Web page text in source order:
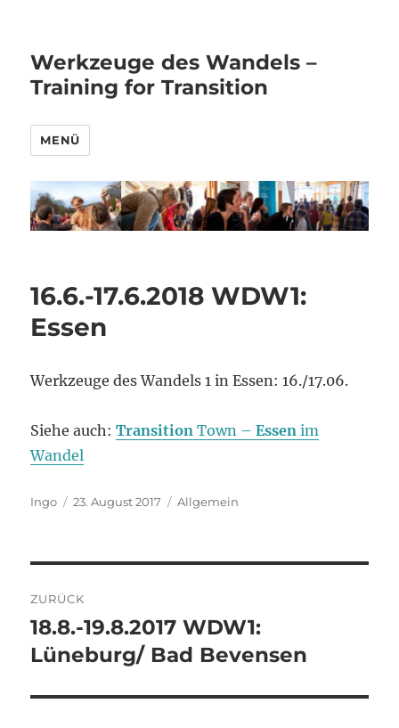
Werkzeuge des Wandels –
Training for Transition
MENÜ
16.6.-17.6.2018 WDW1:
Essen
Werkzeuge des Wandels 1 in Essen: 16./17.06.
Siehe auch:Transition Town –Essen im
Wandel
Autor
Ingo
Veröffentlicht
23. August 2017 Kategorien
Allgemein
ZURÜCK
Vorheriger
Beitrag:
18.8.-19.8.2017 WDW1:
Lüneburg/ Bad Bevensen